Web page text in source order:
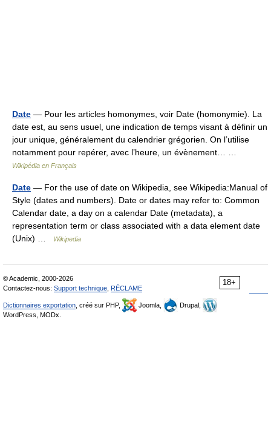
Date — Pour les articles homonymes, voir Date (homonymie). La
date est, au sens usuel, une indication de temps visant à définir un
jour unique, généralement du calendrier grégorien. On l’utilise
notamment pour repérer, avec l’heure, un évènement… …
Wikipédia en Français
Date — For the use of date on Wikipedia, see Wikipedia:Manual of
Style (dates and numbers). Date or dates may refer to: Common
Calendar date, a day on a calendar Date (metadata), a
representation term or class associated with a data element date
(Unix) …
Wikipedia
18+
© Academic, 2000-2026
Contactez-nous: Support technique RÉCLAME
Dictionnaires exportation , créé sur PHP, Joomla,
Drupal,
WordPress, MODx.